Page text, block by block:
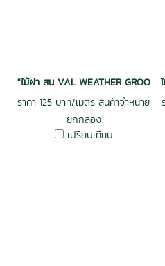
"ไม้ฝา สน VAL WEATHER
ราคา 125 บาท/เมตร สินค้าจำหน่าย
ยกกล่อง
เปรียบเทียบ